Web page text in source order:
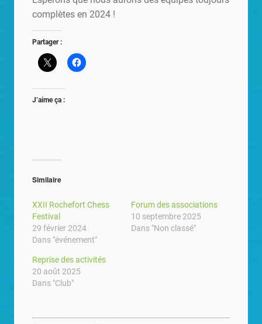
complètes en 2024 !
Partager :
J’aime ça :
Similaire
XXII Rochefort Chess
Festival
29 février 2024
Dans "événement"
Forum des associations
10 septembre 2025
Dans "Non classé"
Reprise des activités
20 août 2025
Dans "Club"